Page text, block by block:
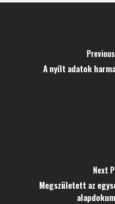
A nyílt adatok
Next
Megszületett az